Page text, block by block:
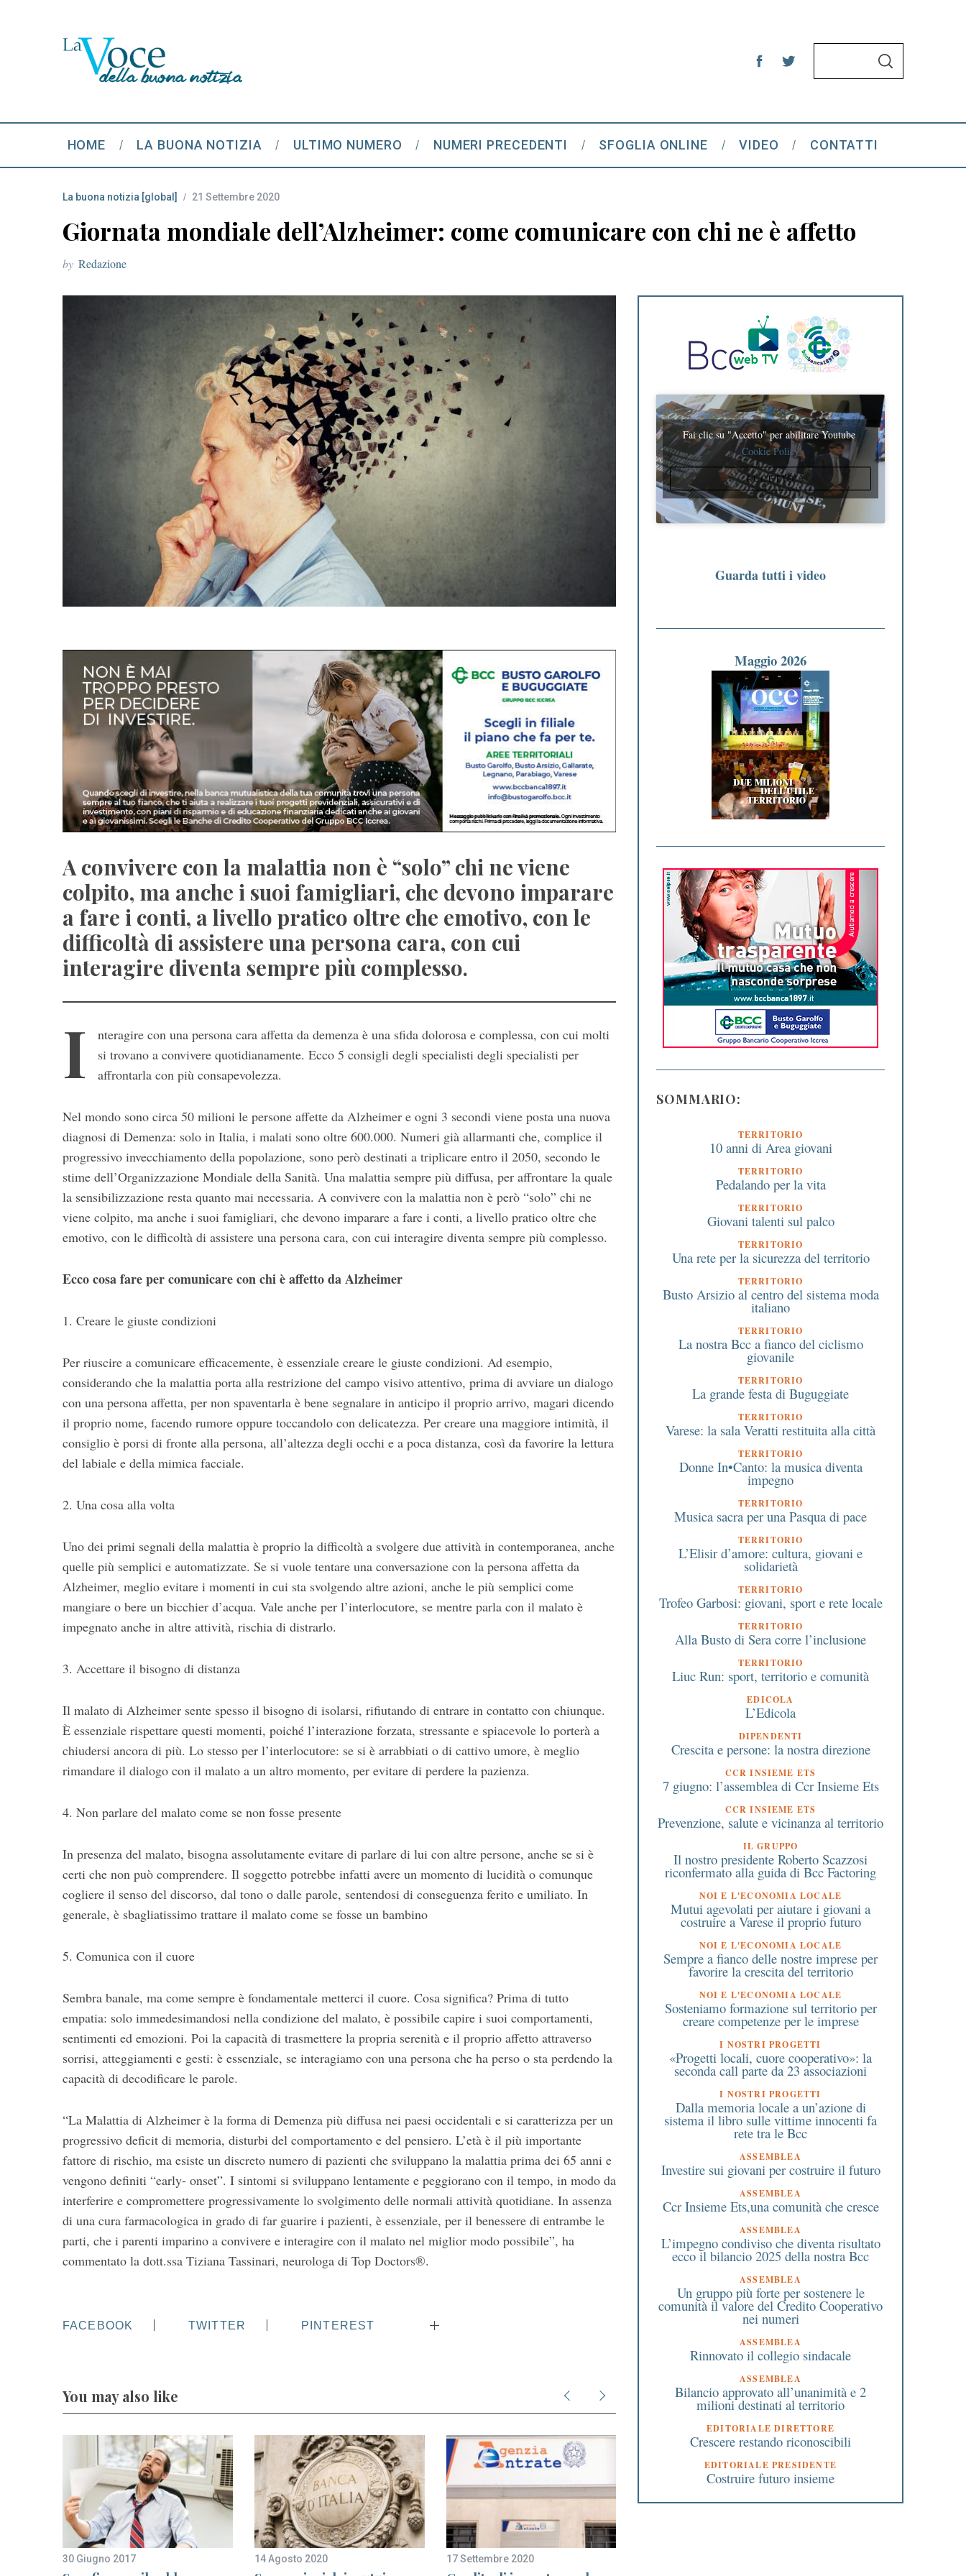
h
f
:
S
HOME LA BUONA NOTIZIA ULTIMO NUMERO NUMERI PRECEDENTI SFOGLIA ONLINE VIDEO CONTATTI
La buona notizia [global] 21 Settembre 2020
Giornata mondiale dell’Alzheimer: come comunicare con chi ne è affetto
by Redazione
A convivere con la malattia non è “solo” chi ne viene
colpito, ma anche i suoi famigliari, che devono imparare
a fare i conti, a livello pratico oltre che emotivo, con le
difficoltà di assistere una persona cara, con cui
interagire diventa sempre più complesso.
I
nteragire con una persona cara affetta da demenza è una sfida dolorosa e complessa, con cui molti
si trovano a convivere quotidianamente. Ecco 5 consigli degli specialisti degli specialisti per
affrontarla con più consapevolezza.
Nel mondo sono circa 50 milioni le persone affette da Alzheimer e ogni 3 secondi viene posta una nuova
diagnosi di Demenza: solo in Italia, i malati sono oltre 600.000. Numeri già allarmanti che, complice il
progressivo invecchiamento della popolazione, sono però destinati a triplicare entro il 2050, secondo le
stime dell’Organizzazione Mondiale della Sanità. Una malattia sempre più diffusa, per affrontare la quale
la sensibilizzazione resta quanto mai necessaria. A convivere con la malattia non è però “solo” chi ne
viene colpito, ma anche i suoi famigliari, che devono imparare a fare i conti, a livello pratico oltre che
emotivo, con le difficoltà di assistere una persona cara, con cui interagire diventa sempre più complesso.
Ecco cosa fare per comunicare con chi è affetto da Alzheimer
1. Creare le giuste condizioni
Per riuscire a comunicare efficacemente, è essenziale creare le giuste condizioni. Ad esempio,
considerando che la malattia porta alla restrizione del campo visivo attentivo, prima di avviare un dialogo
con una persona affetta, per non spaventarla è bene segnalare in anticipo il proprio arrivo, magari dicendo
il proprio nome, facendo rumore oppure toccandolo con delicatezza. Per creare una maggiore intimità, il
consiglio è porsi di fronte alla persona, all’altezza degli occhi e a poca distanza, così da favorire la lettura
del labiale e della mimica facciale.
2. Una cosa alla volta
Uno dei primi segnali della malattia è proprio la difficoltà a svolgere due attività in contemporanea, anche
quelle più semplici e automatizzate. Se si vuole tentare una conversazione con la persona affetta da
Alzheimer, meglio evitare i momenti in cui sta svolgendo altre azioni, anche le più semplici come
mangiare o bere un bicchier d’acqua. Vale anche per l’interlocutore, se mentre parla con il malato è
impegnato anche in altre attività, rischia di distrarlo.
3. Accettare il bisogno di distanza
Il malato di Alzheimer sente spesso il bisogno di isolarsi, rifiutando di entrare in contatto con chiunque.
È essenziale rispettare questi momenti, poiché l’interazione forzata, stressante e spiacevole lo porterà a
chiudersi ancora di più. Lo stesso per l’interlocutore: se si è arrabbiati o di cattivo umore, è meglio
rimandare il dialogo con il malato a un altro momento, per evitare di perdere la pazienza.
4. Non parlare del malato come se non fosse presente
In presenza del malato, bisogna assolutamente evitare di parlare di lui con altre persone, anche se si è
certi che non può comprendere. Il soggetto potrebbe infatti avere un momento di lucidità o comunque
cogliere il senso del discorso, dal tono o dalle parole, sentendosi di conseguenza ferito e umiliato. In
generale, è sbagliatissimo trattare il malato come se fosse un bambino
5. Comunica con il cuore
Sembra banale, ma come sempre è fondamentale metterci il cuore. Cosa significa? Prima di tutto
empatia: solo immedesimandosi nella condizione del malato, è possibile capire i suoi comportamenti,
sentimenti ed emozioni. Poi la capacità di trasmettere la propria serenità e il proprio affetto attraverso
sorrisi, atteggiamenti e gesti: è essenziale, se interagiamo con una persona che ha perso o sta perdendo la
capacità di decodificare le parole.
“La Malattia di Alzheimer è la forma di Demenza più diffusa nei paesi occidentali e si caratterizza per un
progressivo deficit di memoria, disturbi del comportamento e del pensiero. L’età è il più importante
fattore di rischio, ma esiste un discreto numero di pazienti che sviluppano la malattia prima dei 65 anni e
vengono definiti “early- onset”. I sintomi si sviluppano lentamente e peggiorano con il tempo, in modo da
interferire e compromettere progressivamente lo svolgimento delle normali attività quotidiane. In assenza
di una cura farmacologica in grado di far guarire i pazienti, è essenziale, per il benessere di entrambe le
parti, che i parenti imparino a convivere e interagire con il malato nel miglior modo possibile”, ha
commentato la dott.ssa Tiziana Tassinari, neurologa di Top Doctors®.
FACEBOOK TWITTER PINTEREST
You may also like
30 Giugno 2017 14 Agosto 2020 17 Settembre 2020
Fai clic su "Accetto" per abilitare Youtube
Cookie Policy
ACCETTO
Guarda tutti i video
Maggio 2026
SOMMARIO:
TERRITORIO
10 anni di Area giovani
TERRITORIO
Pedalando per la vita
TERRITORIO
Giovani talenti sul palco
TERRITORIO
Una rete per la sicurezza del territorio
TERRITORIO
Busto Arsizio al centro del sistema moda
italiano
TERRITORIO
La nostra Bcc a fianco del ciclismo
giovanile
TERRITORIO
La grande festa di Buguggiate
TERRITORIO
Varese: la sala Veratti restituita alla città
TERRITORIO
Donne In•Canto: la musica diventa
impegno
TERRITORIO
Musica sacra per una Pasqua di pace
TERRITORIO
L’Elisir d’amore: cultura, giovani e
solidarietà
TERRITORIO
Trofeo Garbosi: giovani, sport e rete locale
TERRITORIO
Alla Busto di Sera corre l’inclusione
TERRITORIO
Liuc Run: sport, territorio e comunità
EDICOLA
L’Edicola
DIPENDENTI
Crescita e persone: la nostra direzione
CCR INSIEME ETS
7 giugno: l’assemblea di Ccr Insieme Ets
CCR INSIEME ETS
Prevenzione, salute e vicinanza al territorio
IL GRUPPO
Il nostro presidente Roberto Scazzosi
riconfermato alla guida di Bcc Factoring
NOI E L'ECONOMIA LOCALE
Mutui agevolati per aiutare i giovani a
costruire a Varese il proprio futuro
NOI E L'ECONOMIA LOCALE
Sempre a fianco delle nostre imprese per
favorire la crescita del territorio
NOI E L'ECONOMIA LOCALE
Sosteniamo formazione sul territorio per
creare competenze per le imprese
I NOSTRI PROGETTI
«Progetti locali, cuore cooperativo»: la
seconda call parte da 23 associazioni
I NOSTRI PROGETTI
Dalla memoria locale a un’azione di
sistema il libro sulle vittime innocenti fa
rete tra le Bcc
ASSEMBLEA
Investire sui giovani per costruire il futuro
ASSEMBLEA
Ccr Insieme Ets,una comunità che cresce
ASSEMBLEA
L’impegno condiviso che diventa risultato
ecco il bilancio 2025 della nostra Bcc
ASSEMBLEA
Un gruppo più forte per sostenere le
comunità il valore del Credito Cooperativo
nei numeri
ASSEMBLEA
Rinnovato il collegio sindacale
ASSEMBLEA
Bilancio approvato all’unanimità e 2
milioni destinati al territorio
EDITORIALE DIRETTORE
Crescere restando riconoscibili
EDITORIALE PRESIDENTE
Costruire futuro insieme
e
a
r
f
r